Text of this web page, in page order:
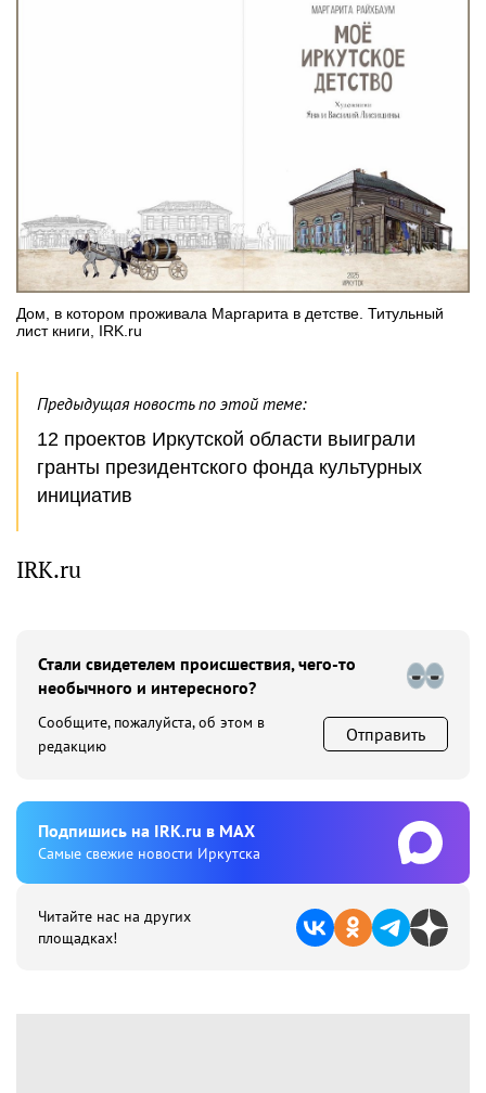
Дом, в котором проживала Маргарита в детстве. Титульный
лист книги, IRK.ru
Предыдущая новость по этой теме:
12 проектов Иркутской области выиграли
гранты президентского фонда культурных
инициатив
IRK.ru
Стали свидетелем происшествия, чего-то
необычного и интересного?
Сообщите, пожалуйста, об этом в
редакцию
Отправить
Подпишиcь на IRK.ru в MAX
Cамые свежие новости Иркутска
Читайте нас на других
площадках!